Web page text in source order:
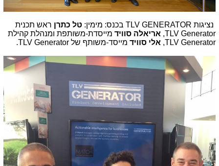
נציגות TLV GENERATOR בכנס: מימין: טל כתרן ראש תכנית
TLV Generator, אריאלה סוויד מייסדת-משותפת ומנהלת קהילת
TLV Generator, אלי סוויד מייסד-משותף של TLV Generator.